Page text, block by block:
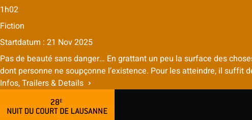
1h02
Fiction
Startdatum : 21 Nov 2025
Pas de beauté sans danger… En grattant un peu la surface des
dont personne ne soupçonne l’existence. Pour les atteindre, il
Infos, Trailers & Details